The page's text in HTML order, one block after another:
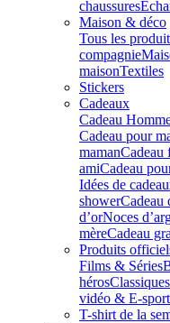
chaussures
Maison & déco
Tous les
compagnie
maisonTextiles
Stickers
Cadeaux
Cadeau
Cadeau pour
mamanCadeau
amiCadeau
Idées de
showerCadeau
d’orNoces
mèreCadeau
Produits
Films & Séries
héros
vidéo & E-
T-shirt de la